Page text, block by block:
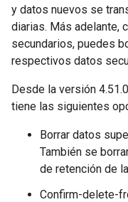
y datos nuevos se
diarias. Más adelante,
secundarios, puedes
respectivos datos
Desde la versión
tiene las siguientes
Borrar datos
También se
de retención de
Confirm-delete-